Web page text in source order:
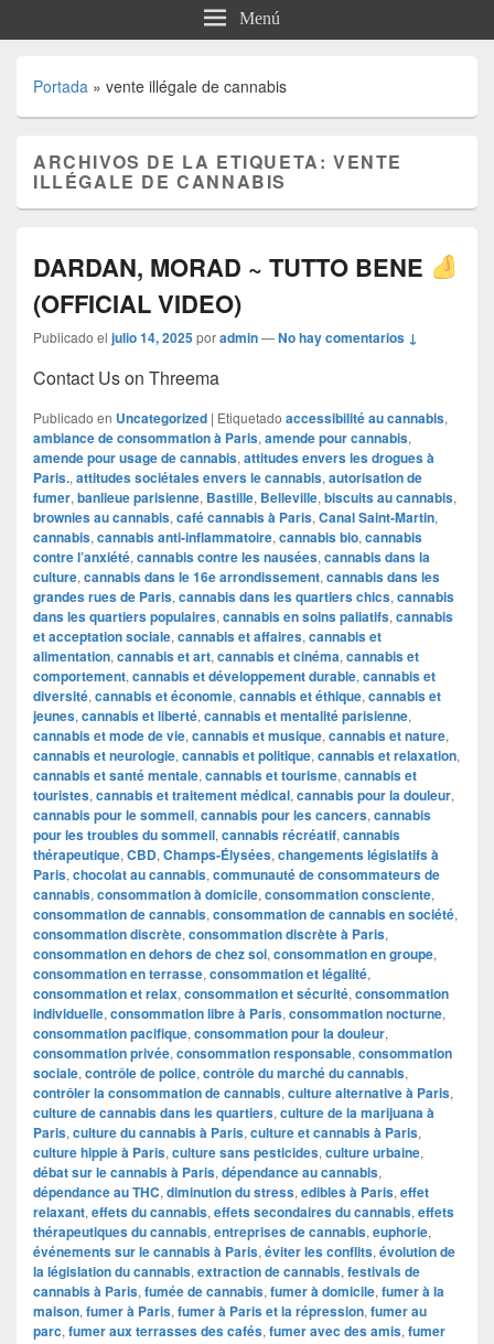
Menú
Portada » vente illégale de cannabis
ARCHIVOS DE LA ETIQUETA:VENTE
ILLÉGALE DE CANNABIS
DARDAN, MORAD ~ TUTTO BENE
(OFFICIAL VIDEO)
Publicado el julio 14, 2025poradmin—No hay comentarios ↓
Contact Us on Threema
Publicado en Uncategorized | Etiquetado accessibilité au cannabis,
ambiance de consommation à Paris, amende pour cannabis,
amende pour usage de cannabis, attitudes envers les drogues à
Paris., attitudes sociétales envers le cannabis, autorisation de
fumer, banlieue parisienne, Bastille, Belleville, biscuits au cannabis,
brownies au cannabis, café cannabis à Paris, Canal Saint-Martin,
cannabis, cannabis anti-inflammatoire, cannabis bio, cannabis
contre l’anxiété, cannabis contre les nausées, cannabis dans la
culture, cannabis dans le 16e arrondissement, cannabis dans les
grandes rues de Paris, cannabis dans les quartiers chics, cannabis
dans les quartiers populaires, cannabis en soins paliatifs, cannabis
et acceptation sociale, cannabis et affaires, cannabis et
alimentation, cannabis et art, cannabis et cinéma, cannabis et
comportement, cannabis et développement durable, cannabis et
diversité, cannabis et économie, cannabis et éthique, cannabis et
jeunes, cannabis et liberté, cannabis et mentalité parisienne,
cannabis et mode de vie, cannabis et musique, cannabis et nature,
cannabis et neurologie, cannabis et politique, cannabis et relaxation,
cannabis et santé mentale, cannabis et tourisme, cannabis et
touristes, cannabis et traitement médical, cannabis pour la douleur,
cannabis pour le sommeil, cannabis pour les cancers, cannabis
pour les troubles du sommeil, cannabis récréatif, cannabis
thérapeutique, CBD, Champs-Élysées, changements législatifs à
Paris, chocolat au cannabis, communauté de consommateurs de
cannabis, consommation à domicile, consommation consciente,
consommation de cannabis, consommation de cannabis en société,
consommation discrète, consommation discrète à Paris,
consommation en dehors de chez soi, consommation en groupe,
consommation en terrasse, consommation et légalité,
consommation et relax, consommation et sécurité, consommation
individuelle, consommation libre à Paris, consommation nocturne,
consommation pacifique, consommation pour la douleur,
consommation privée, consommation responsable, consommation
sociale, contrôle de police, contrôle du marché du cannabis,
contrôler la consommation de cannabis, culture alternative à Paris,
culture de cannabis dans les quartiers, culture de la marijuana à
Paris, culture du cannabis à Paris, culture et cannabis à Paris,
culture hippie à Paris, culture sans pesticides, culture urbaine,
débat sur le cannabis à Paris, dépendance au cannabis,
dépendance au THC, diminution du stress, edibles à Paris, effet
relaxant, effets du cannabis, effets secondaires du cannabis, effets
thérapeutiques du cannabis, entreprises de cannabis, euphorie,
événements sur le cannabis à Paris, éviter les conflits, évolution de
la législation du cannabis, extraction de cannabis, festivals de
cannabis à Paris, fumée de cannabis, fumer à domicile, fumer à la
maison, fumer à Paris, fumer à Paris et la répression, fumer au
parc, fumer aux terrasses des cafés, fumer avec des amis, fumer